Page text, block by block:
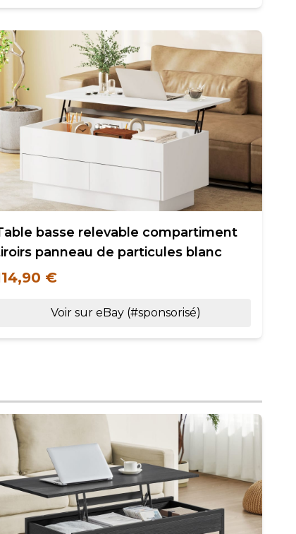
basse relevable compartiment
panneau de particules blanc
€
Voir sur eBay (#sponsorisé)